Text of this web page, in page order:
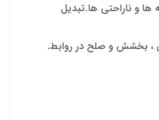
و ناراحتی ها.تبدیل
، بخشش و صلح در روابط.